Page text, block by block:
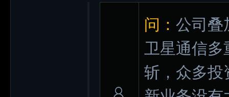
问： 公司叠
卫星通信多
斩，众多投